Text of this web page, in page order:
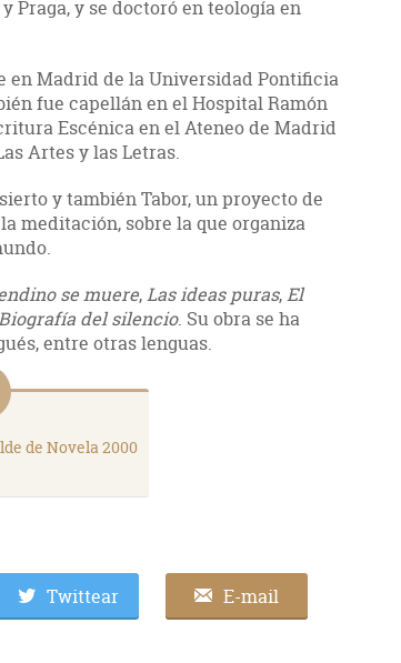
Praga, y se doctoró en teología en
en Madrid de la Universidad Pontificia
fue capellán en el Hospital Ramón
Escénica en el Ateneo de Madrid
Artes y las Letras.
y también Tabor, un proyecto de
meditación, sobre la que organiza
se muere,Las ideas puras,El
del silencio. Su obra se ha
entre otras lenguas.
de Novela 2000
Twittear E-mail